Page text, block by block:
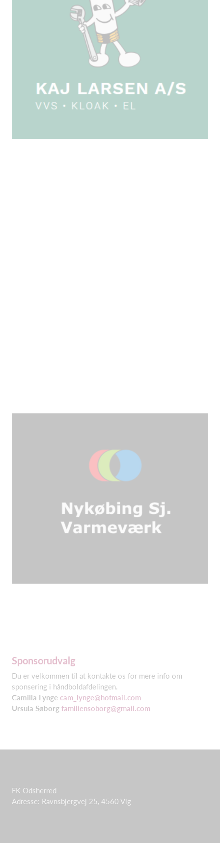
Sponsorudvalg
Du er velkommen til at kontakte os for mere info om
sponsering i håndboldafdelingen.
Camilla Lynge cam_lynge@hotmail.com
Ursula Søborg familiensoborg@gmail.com
FK Odsherred
Adresse: Ravnsbjergvej 25, 4560 Vig